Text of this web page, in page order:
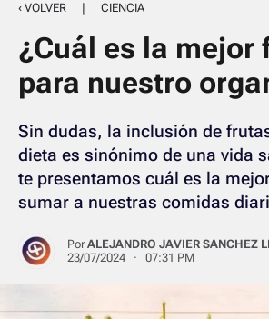
‹ VOLVER | CIENCIA
¿Cuál es la mejor
para nuestro
Sin dudas, la inclusión de
dieta es sinónimo de una vida
te presentamos cuál es la
sumar a nuestras comidas
PorALEJANDRO JAVIER SANCHEZ
23/07/2024 · 07:31 PM